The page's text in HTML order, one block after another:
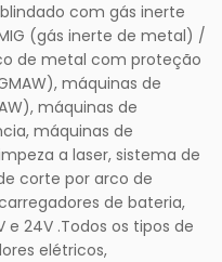
com gás inerte
(gás inerte de metal) /
de metal com proteção
máquinas de
máquinas de
máquinas de
a laser, sistema de
corte por arco de
de bateria,
e 24V .Todos os tipos de
elétricos,